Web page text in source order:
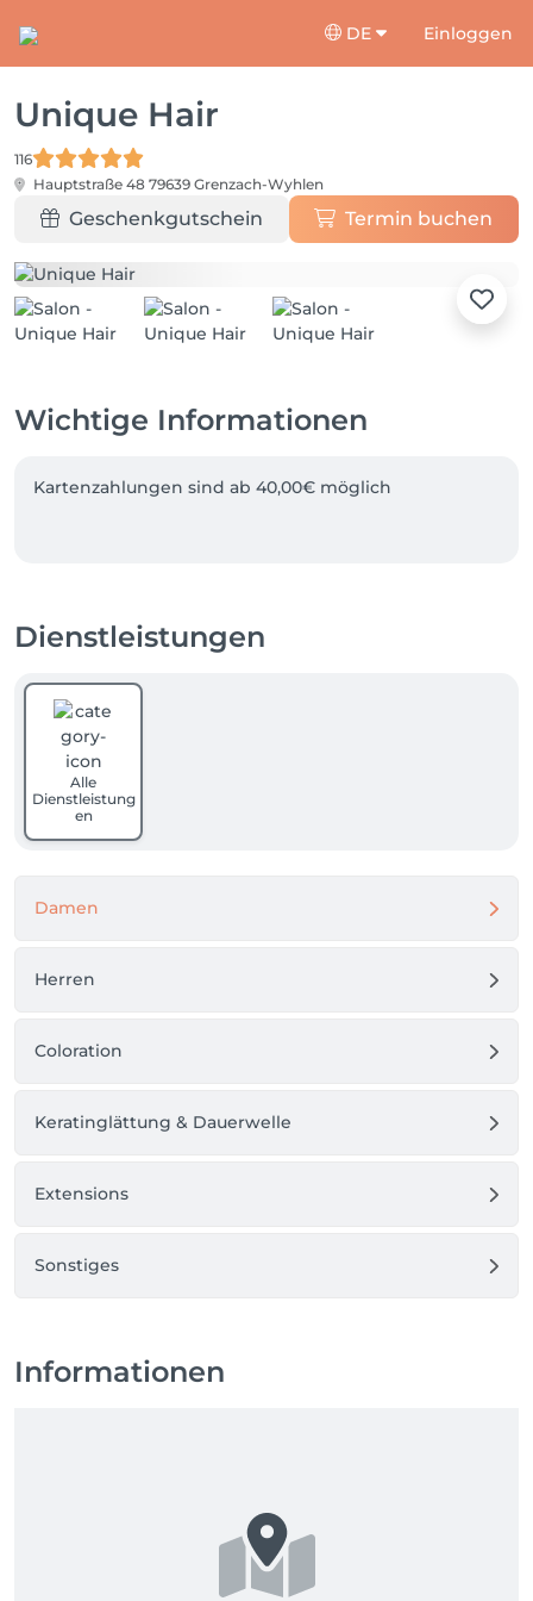
DE Einloggen
Unique Hair
116
Hauptstraße 48 79639 Grenzach-Wyhlen
Geschenkgutschein Termin buchen
Wichtige Informationen
Kartenzahlungen sind ab 40,00€ möglich
Dienstleistungen
Alle
Dienstleistung
en
Damen
Herren
Coloration
Keratinglättung & Dauerwelle
Extensions
Sonstiges
Informationen